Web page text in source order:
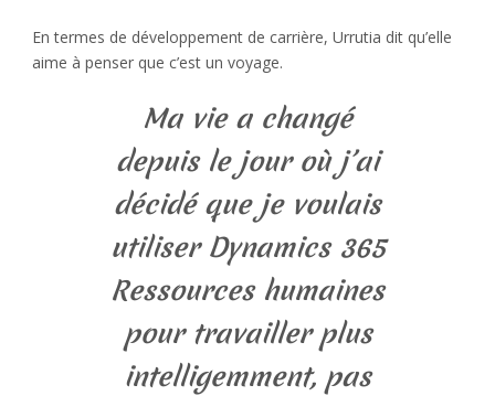
En termes de développement de carrière, Urrutia dit qu’elle
aime à penser que c’est un voyage.
Ma vie a changé
depuis le jour où j’ai
décidé que je voulais
utiliser Dynamics 365
Ressources humaines
pour travailler plus
intelligemment, pas